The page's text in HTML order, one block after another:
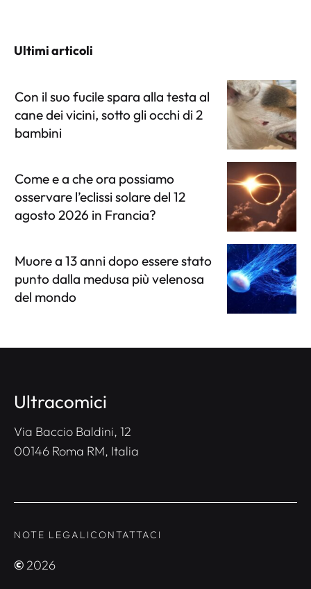
Ultimi articoli
Con il suo fucile spara alla testa al
cane dei vicini, sotto gli occhi di 2
bambini
Come e a che ora possiamo
osservare l’eclissi solare del 12
agosto 2026 in Francia?
Muore a 13 anni dopo essere stato
punto dalla medusa più velenosa
del mondo
Ultracomici
Via Baccio Baldini, 12
00146 Roma RM, Italia
NOTE LEGALICONTATTACI
©2026